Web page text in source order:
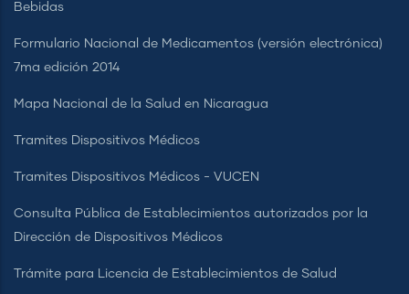
Bebidas
Formulario Nacional de Medicamentos (versión electrónica)
7ma edición 2014
Mapa Nacional de la Salud en Nicaragua
Tramites Dispositivos Médicos
Tramites Dispositivos Médicos - VUCEN
Consulta Pública de Establecimientos autorizados por la
Dirección de Dispositivos Médicos
Trámite para Licencia de Establecimientos de Salud